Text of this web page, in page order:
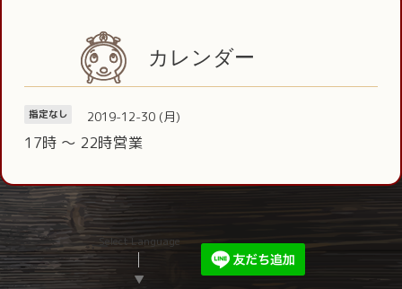
カレンダー
指定なし 2019-12-30 (月)
17時 〜 22時営業
Select Language
▼